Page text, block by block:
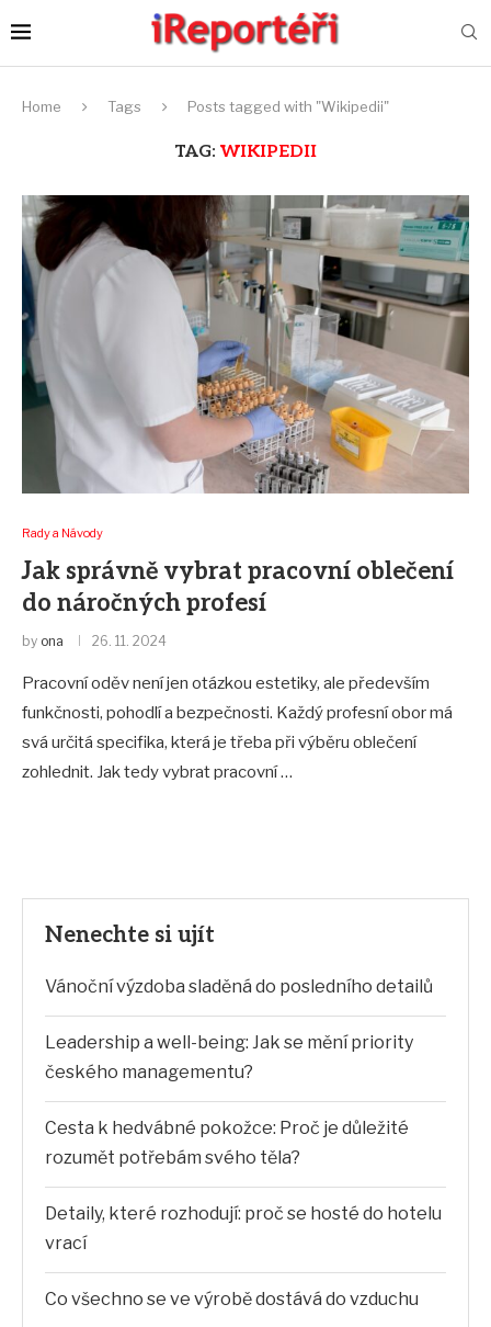
Home Tags Posts tagged with "Wikipedii"
TAG: WIKIPEDII
Rady a Návody
Jak správně vybrat pracovní oblečení
do náročných profesí
by ona 26. 11. 2024
Pracovní oděv není jen otázkou estetiky, ale především
funkčnosti, pohodlí a bezpečnosti. Každý profesní obor má
svá určitá specifika, která je třeba při výběru oblečení
zohlednit. Jak tedy vybrat pracovní …
Nenechte si ujít
Vánoční výzdoba sladěná do posledního detailů
Leadership a well-being: Jak se mění priority
českého managementu?
Cesta k hedvábné pokožce: Proč je důležité
rozumět potřebám svého těla?
Detaily, které rozhodují: proč se hosté do hotelu
vrací
Co všechno se ve výrobě dostává do vzduchu